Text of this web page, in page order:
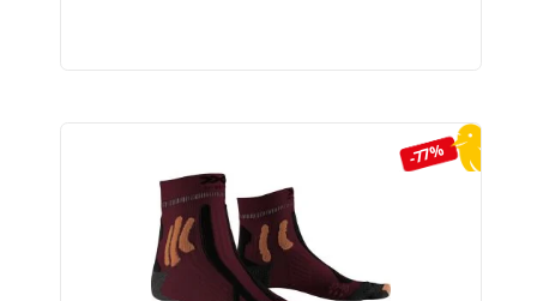
-77%